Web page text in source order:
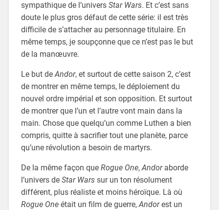
sympathique de l’univers Star Wars. Et c’est sans
doute le plus gros défaut de cette série: il est très
difficile de s’attacher au personnage titulaire. En
même temps, je soupçonne que ce n’est pas le but
de la manœuvre.
Le but deAndor, et surtout de cette saison 2, c’est
de montrer en même temps, le déploiement du
nouvel ordre impérial et son opposition. Et surtout
de montrer que l’un et l’autre vont main dans la
main. Chose que quelqu’un comme Luthen a bien
compris, quitte à sacrifier tout une planète, parce
qu’une révolution a besoin de martyrs.
De la même façon que Rogue One,Andoraborde
l’univers de Star Warssur un ton résolument
différent, plus réaliste et moins héroïque. Là où
Rogue Oneétait un film de guerre,Andorest un